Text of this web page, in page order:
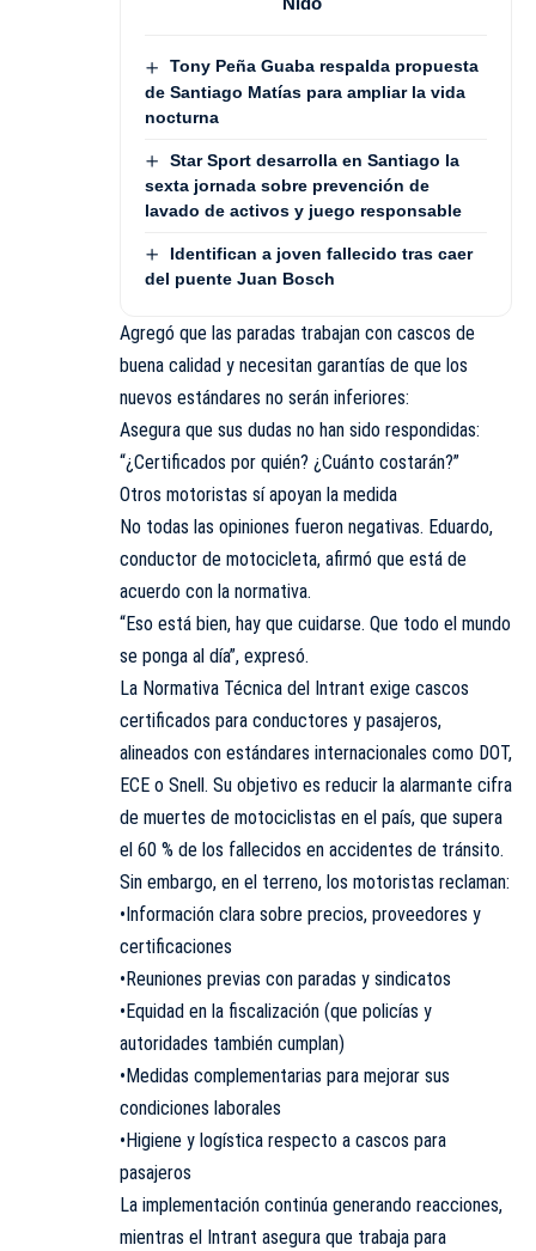
Tony Peña Guaba respalda propuesta
de Santiago Matías para ampliar la vida
nocturna
Star Sport desarrolla en Santiago la
sexta jornada sobre prevención de
lavado de activos y juego responsable
Identifican a joven fallecido tras caer
del puente Juan Bosch
Agregó que las paradas trabajan con cascos de
buena calidad y necesitan garantías de que los
nuevos estándares no serán inferiores:
Asegura que sus dudas no han sido respondidas:
“¿Certificados por quién? ¿Cuánto costarán?”
Otros motoristas sí apoyan la medida
No todas las opiniones fueron negativas. Eduardo,
conductor de motocicleta, afirmó que está de
acuerdo con la normativa.
“Eso está bien, hay que cuidarse. Que todo el mundo
se ponga al día”, expresó.
La Normativa Técnica del Intrant exige cascos
certificados para conductores y pasajeros,
alineados con estándares internacionales como DOT,
ECE o Snell. Su objetivo es reducir la alarmante cifra
de muertes de motociclistas en el país, que supera
el 60 % de los fallecidos en accidentes de tránsito.
Sin embargo, en el terreno, los motoristas reclaman:
•Información clara sobre precios, proveedores y
certificaciones
•Reuniones previas con paradas y sindicatos
•Equidad en la fiscalización (que policías y
autoridades también cumplan)
•Medidas complementarias para mejorar sus
condiciones laborales
•Higiene y logística respecto a cascos para
pasajeros
La implementación continúa generando reacciones,
mientras el Intrant asegura que trabaja para